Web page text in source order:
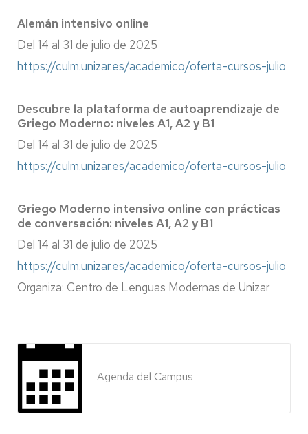
Alemán intensivo online
Del 14 al 31 de julio de 2025
https://culm.unizar.es/academico/oferta-cursos-julio
Descubre la plataforma de autoaprendizaje de
Griego Moderno: niveles A1, A2 y B1
Del 14 al 31 de julio de 2025
https://culm.unizar.es/academico/oferta-cursos-julio
Griego Moderno intensivo online con prácticas
de conversación: niveles A1, A2 y B1
Del 14 al 31 de julio de 2025
https://culm.unizar.es/academico/oferta-cursos-julio
Organiza: Centro de Lenguas Modernas de Unizar
Agenda del Campus